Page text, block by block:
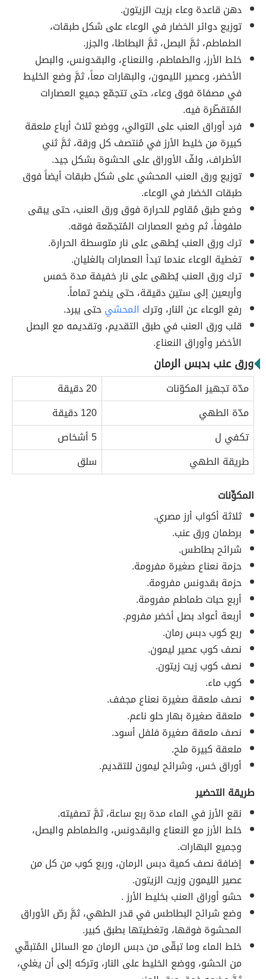
دهن قاعدة وعاء بزيت الزيتون.
توزيع دوائر الخضار في الوعاء على شكل طبقات،
الطماطم، ثمَّ البصل، ثمَّ البطاطا، والجزر.
خلط الأرز، والطماطم، والنعناع، والبقدونس، والبصل
الأخضر، وعصير الليمون، والبهارات معاً، ثمَّ وضع الخليط
في مصفاة فوق وعاء، حتى تتجمّع جميع العصارات
المُتقطّرة فيه.
فرد أوراق العنب على التوالي، ووضع ثلاث أرباع ملعقة
كبيرة من خليط الأرز في مُنتصف كل ورقة، ثمَّ ثني
الأطراف، ولفّ الأوراق على الحشوة بشكل جيد.
توزيع ورق العنب المحشي على شكل طبقات أيضاً فوق
طبقات الخضار في الوعاء.
وضع طبق مُقاوم للحرارة فوق ورق العنب، حتى يبقى
ملفوفاً، ثم وضع العصارات المُتجمّعة فوقه.
ترك ورق العنب يُطهى على نار متوسطة الحرارة.
تغطية الوعاء عندما تبدأ العصارات بالغليان.
ترك ورق العنب يُطهى على نار خفيفة مدة خمس
وأربعين إلى ستين دقيقة، حتى ينضج تماماً.
رفع الوعاء عن النار، وترك المحشيحتى يبرد.
قلب ورق العنب في طبق التقديم، وتقديمه مع البصل
الأخضر وأوراق النعناع.
ورق عنب بدبس الرمان
مدّة تجهيز المكوّنات
20 دقيقة
مدّة الطهي
120 دقيقة
تكفي ل
5 أشخاص
طريقة الطهي
سلق
المكوِّنات
ثلاثة أكواب أرز مصري.
برطمان ورق عنب.
شرائح بطاطس.
حزمة نعناع صغيرة مفرومة.
حزمة بقدونس مفرومة.
أربع حبات طماطم مفرومة.
أربعة أعواد بصل أخضر مفروم.
ربع كوب دبس رمان.
نصف كوب عصير ليمون.
نصف كوب زيت زيتون.
كوب ماء.
نصف ملعقة صغيرة نعناع مجفف.
ملعقة صغيرة بهار حلو ناعم.
نصف ملعقة صغيرة فلفل أسود.
ملعقة كبيرة ملح.
أوراق خس، وشرائح ليمون للتقديم.
طريقة التحضير
نقع الأرز في الماء مدة ربع ساعة، ثمَّ تصفيته.
خلط الأرز مع النعناع والبقدونس، والطماطم والبصل،
وجميع البهارات.
إضافة نصف كمية دبس الرمان، وربع كوب من كل من
عصير الليمون وزيت الزيتون.
حشو أوراق العنب بخليط الأرز .
وضع شرائح البطاطس في قدر الطهي، ثمَّ رصّ الأوراق
المحشوة فوقها، وتغطيتها بطبق كبير.
خلط الماء وما تبقّى من دبس الرمان مع السائل المُتبقّي
من الحشو، ووضع الخليط على النار، وتركه إلى أن يغلي،